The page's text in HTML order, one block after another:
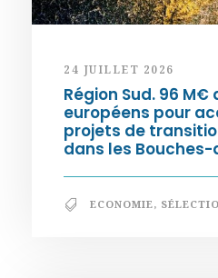
24 JUILLET 2026
Région Sud. 96 M€
européens pour
projets de
dans les Bouches-
ECONOMIE,